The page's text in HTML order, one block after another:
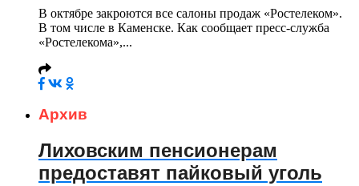
В октябре закроются все салоны продаж «Ростелеком».
В том числе в Каменске. Как сообщает пресс-служба
«Ростелекома»,...
Архив
Лиховским пенсионерам
предоставят пайковый уголь